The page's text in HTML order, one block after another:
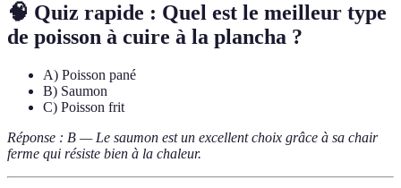
🧠 Quiz rapide : Quel est le meilleur type
de poisson à cuire à la plancha ?
A) Poisson pané
B) Saumon
C) Poisson frit
Réponse : B — Le saumon est un excellent choix grâce à sa chair
ferme qui résiste bien à la chaleur.